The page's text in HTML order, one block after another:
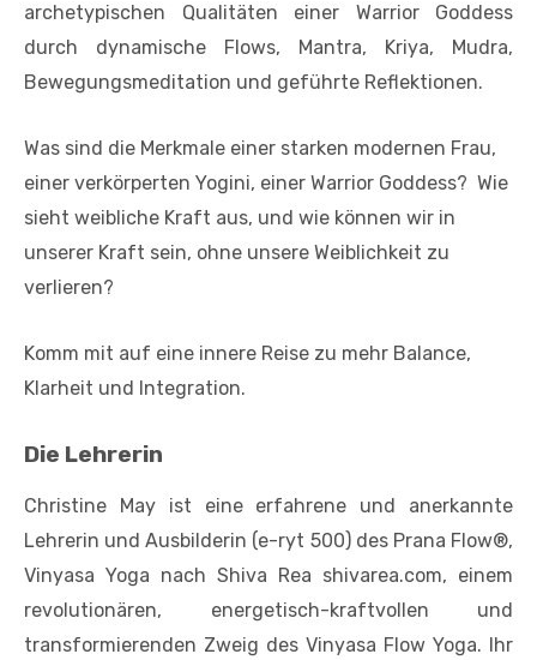
archetypischen Qualitäten einer Warrior Goddess
durch dynamische Flows, Mantra, Kriya, Mudra,
Bewegungsmeditation und geführte Reflektionen.
Was sind die Merkmale einer starken modernen Frau,
einer verkörperten Yogini, einer Warrior Goddess? Wie
sieht weibliche Kraft aus, und wie können wir in
unserer Kraft sein, ohne unsere Weiblichkeit zu
verlieren?
Komm mit auf eine innere Reise zu mehr Balance,
Klarheit und Integration.
Die Lehrerin
Christine May ist eine erfahrene und anerkannte
Lehrerin und Ausbilderin (e-ryt 500) des Prana Flow®,
Vinyasa Yoga nach Shiva Rea shivarea.com, einem
revolutionären, energetisch-kraftvollen und
transformierenden Zweig des Vinyasa Flow Yoga. Ihr